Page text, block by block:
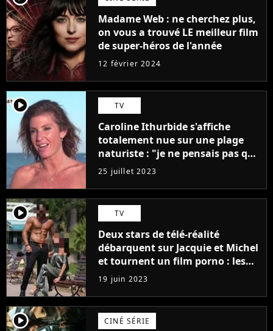
Madame Web : ne cherchez plus,
on vous a trouvé LE meilleur film
de super-héros de l'année
12 février 2024
player2 TV
Caroline Ithurbide s'affiche
totalement nue sur une plage
naturiste : "je ne pensais pas que
j'arriverais à le faire..."
25 juillet 2023
player2 TV
Deux stars de télé-réalité
débarquent sur Jacquie et Michel
et tournent un film porno : les
premières images du tournage
(exclu)
19 juin 2023
player2 CINÉ SÉRIE